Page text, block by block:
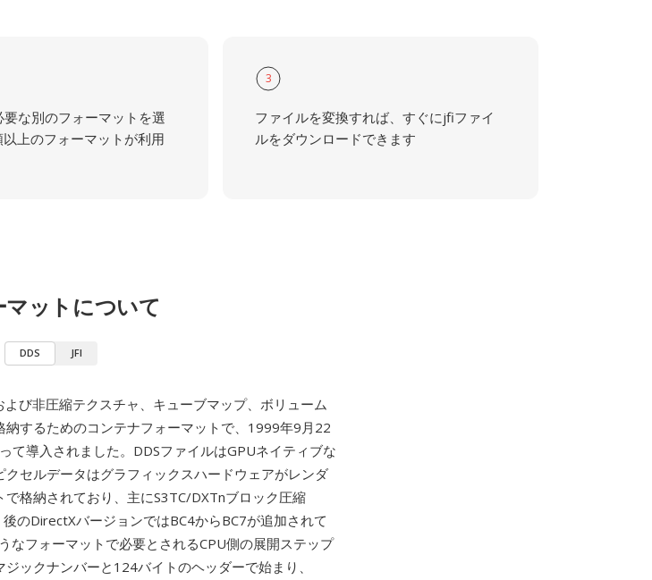
な別のフォーマットを選
上のフォーマットが利用
3
ファイルを変換すれば、すぐにjfiファイ
ルをダウンロードできます
マットについて
DDS JFI
び非圧縮テクスチャ、キューブマップ、ボリューム
するためのコンテナフォーマットで、1999年9月22
て導入されました。DDSファイルはGPUネイティブな
セルデータはグラフィックスハードウェアがレンダ
格納されており、主にS3TC/DXTnブロック圧縮
のDirectXバージョンではBC4からBC7が追加されて
なフォーマットで必要とされるCPU側の展開ステップ
ックナンバーと124バイトのヘッダーで始まり、